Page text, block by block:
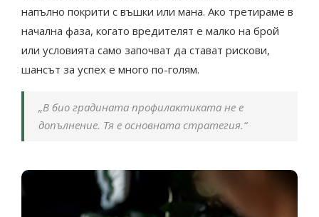
напълно покрити с въшки или мана. Ако третираме в
начална фаза, когато вредителят е малко на брой
или условията само започват да стават рискови,
шансът за успех е много по-голям.
„В био градината профилактиката не е
допълнение. Тя е основната стратегия.“